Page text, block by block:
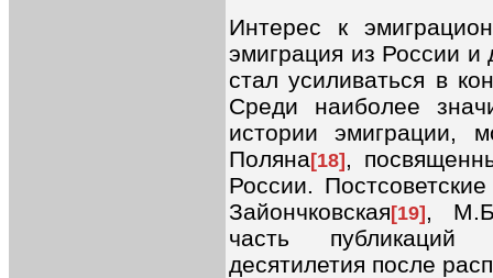
Интерес к
эмиграция из России
стал усиливаться в
Среди наиболее
истории эмиграции,
Поляна[18],
России.
Зайончковская[19],
часть публикаций
десятилетия после